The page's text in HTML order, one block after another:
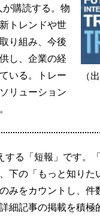
（
購読する。物
トレンドや世
り組み、今後
し、企業の経
いる。トレー
リューション
る「短報」です。
下の「もっと知りた
みをカウントし、
細記事の掲載を積極